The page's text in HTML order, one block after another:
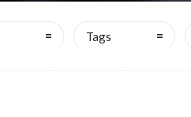
Tags